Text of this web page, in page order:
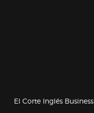
El Corte Inglés Business